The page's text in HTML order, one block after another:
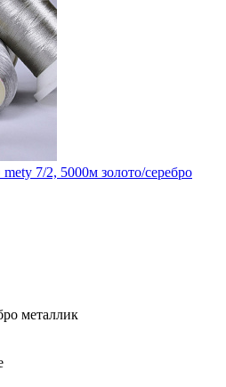
7/2, 5000м золото/серебро
металлик